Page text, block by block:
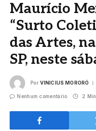
Maurício
“Surto
das Artes,
SP, neste
Por VINICIUS MORORÓ
Nenhum comentário 2